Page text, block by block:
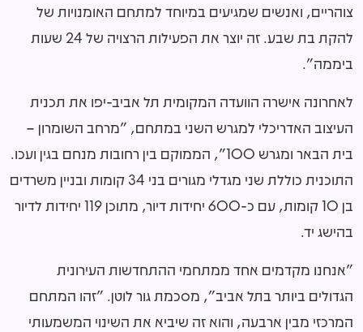
צוהריים, ואנשים שמגיעים במיוחד למתחם האומנויות של
להקת בת שבע. זה יוצר את הפעילות הרצויה של 24 שעות
ביממה".
לאחרונה אישרה הוועדה המקומית תל אביב-יפו את תכנית
העיצוב האדריכלי למגרש השני במתחם, "מרחב השומרון –
בית הבאר ומגרש 100", הממוקם בין רחובות מנחם בגין ועכו.
התוכנית כוללת שני מגדלי מגורים בני 34 קומות ובניין משרדים
בן 10 קומות, עם כ-600 יחידות דיור, מתוכן 119 יחידות לדיור
בהישג יד.
"אנחנו מקדמים אחד ממתחמי ההתחדשות העירונית
הגדולים ביותר בתל אביב", מסכמת גור לוטן. "זהו המתחם
המרכזי מבין ארבעה, והוא זה שיביא את השינוי המשמעותי